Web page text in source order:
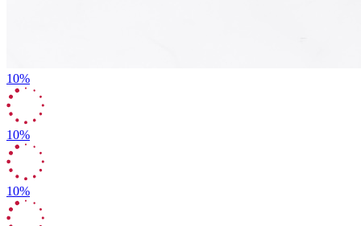
10%
10%
10%